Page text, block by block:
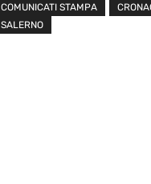
COMUNICATI STAMPA
SALERNO